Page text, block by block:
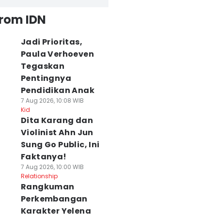
IDN
Jadi Prioritas,
Paula Verhoeven
Tegaskan
Pentingnya
Pendidikan Anak
7 Aug 2026, 10:08 WIB
Kid
Dita Karang dan
Violinist Ahn Jun
Sung Go Public, Ini
Faktanya!
7 Aug 2026, 10:00 WIB
Relationship
Rangkuman
Perkembangan
Karakter Yelena